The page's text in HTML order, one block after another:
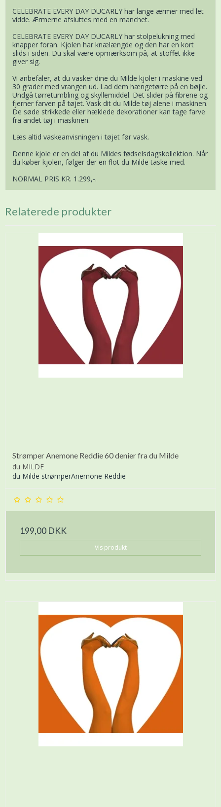
CELEBRATE EVERY DAY DUCARLY har lange ærmer med let
vidde. Ærmerne afsluttes med en manchet.
CELEBRATE EVERY DAY DUCARLY har stolpelukning med
knapper foran. Kjolen har knælængde og den har en kort
slids i siden. Du skal være opmærksom på, at stoffet ikke
giver sig.
Vi anbefaler, at du vasker dine du Milde kjoler i maskine ved
30 grader med vrangen ud. Lad dem hængetørre på en bøjle.
Undgå tørretumbling og skyllemiddel. Det slider på fibrene og
fjerner farven på tøjet. Vask dit du Milde tøj alene i maskinen.
De søde strikkede eller hæklede dekorationer kan tage farve
fra andet tøj i maskinen.
Læs altid vaskeanvisningen i tøjet før vask.
Denne kjole er en del af du Mildes fødselsdagskollektion. Når
du køber kjolen, følger der en flot du Milde taske med.
NORMAL PRIS KR. 1.299,-.
Relaterede produkter
Strømper Anemone Reddie 60 denier fra du Milde
du MILDE
du Milde strømperAnemone Reddie
199,00 DKK
Vis produkt